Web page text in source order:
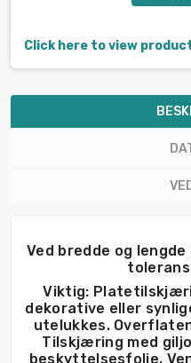
Click here to view
Ved bredde og
Viktig:
dekorative eller
utelukkes.
Tilskjæring med
beskyttelsesfolie.